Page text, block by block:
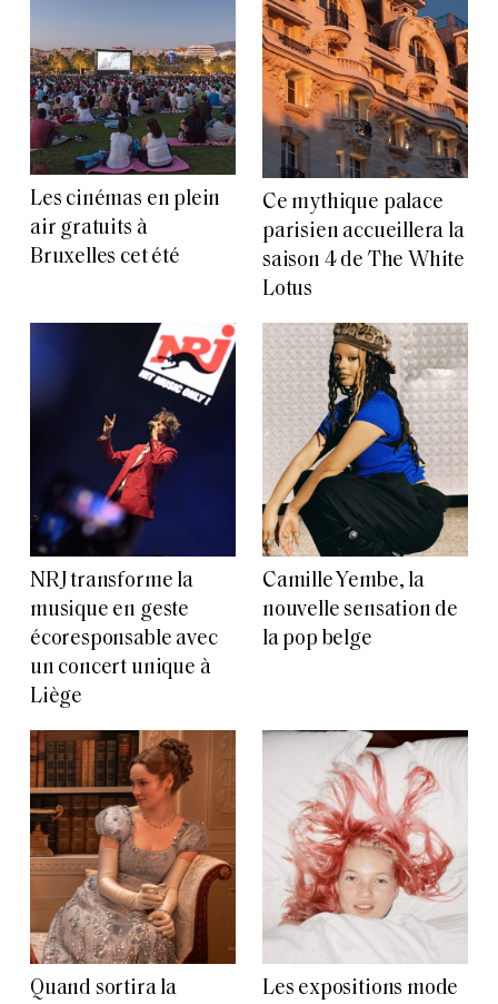
Les cinémas en plein
air gratuits à
Bruxelles cet été
Ce mythique palace
parisien accueillera la
saison 4 de The White
Lotus
NRJ transforme la
musique en geste
écoresponsable avec
un concert unique à
Liège
Camille Yembe, la
nouvelle sensation de
la pop belge
Quand sortira la
Les expositions mode